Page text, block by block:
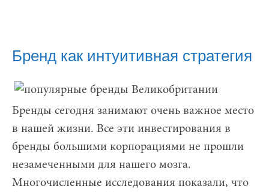
Бренд как интуитивная стратегия
Бренды сегодня занимают очень важное место
в нашей жизни. Все эти инвестирования в
бренды большими корпорациями не прошли
незамеченными для нашего мозга.
Многочисленные исследования показали, что